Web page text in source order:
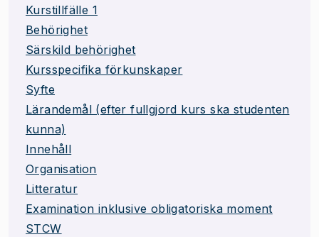
Kurstillfälle 1
Behörighet
Särskild behörighet
Kursspecifika förkunskaper
Syfte
Lärandemål (efter fullgjord kurs ska studenten
kunna)
Innehåll
Organisation
Litteratur
Examination inklusive obligatoriska moment
STCW